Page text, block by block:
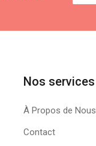
Nos services
À Propos de Nous
Contact